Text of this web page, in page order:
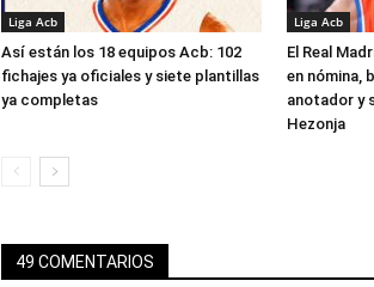
Liga Acb
Así están los 18 equipos Acb: 102
fichajes ya oficiales y siete plantillas
ya completas
Liga Acb
El Real
en nómina,
anotador y
Hezonja
49 COMENTARIOS